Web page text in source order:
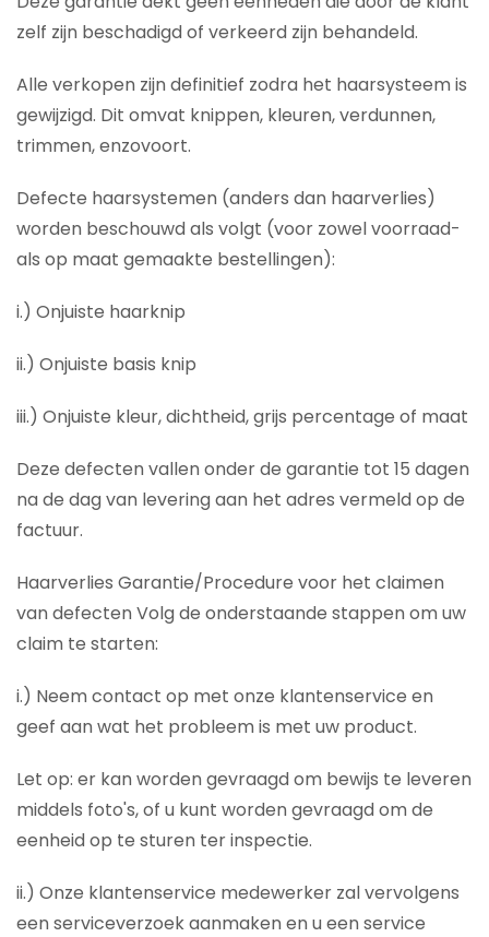
zelf zijn beschadigd of verkeerd zijn behandeld.
Alle verkopen zijn definitief zodra het haarsysteem is
gewijzigd. Dit omvat knippen, kleuren, verdunnen,
trimmen, enzovoort.
Defecte haarsystemen (anders dan haarverlies)
worden beschouwd als volgt (voor zowel voorraad-
als op maat gemaakte bestellingen):
i.) Onjuiste haarknip
ii.) Onjuiste basis knip
iii.) Onjuiste kleur, dichtheid, grijs percentage of maat
Deze defecten vallen onder de garantie tot 15 dagen
na de dag van levering aan het adres vermeld op de
factuur.
Haarverlies Garantie/Procedure voor het claimen
van defecten Volg de onderstaande stappen om uw
claim te starten:
i.) Neem contact op met onze klantenservice en
geef aan wat het probleem is met uw product.
Let op: er kan worden gevraagd om bewijs te leveren
middels foto's, of u kunt worden gevraagd om de
eenheid op te sturen ter inspectie.
ii.) Onze klantenservice medewerker zal vervolgens
een serviceverzoek aanmaken en u een service